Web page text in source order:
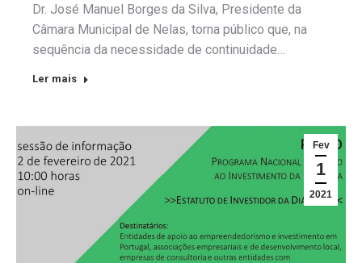
Dr. José Manuel Borges da Silva, Presidente da
Câmara Municipal de Nelas, torna público que, na
sequência da necessidade de continuidade…
Ler mais
Fev
1
2021